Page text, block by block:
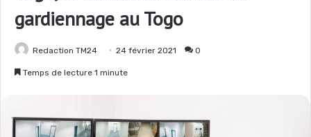
gardiennage au Togo
Redaction TM24 24 février 2021 0
Temps de lecture 1 minute